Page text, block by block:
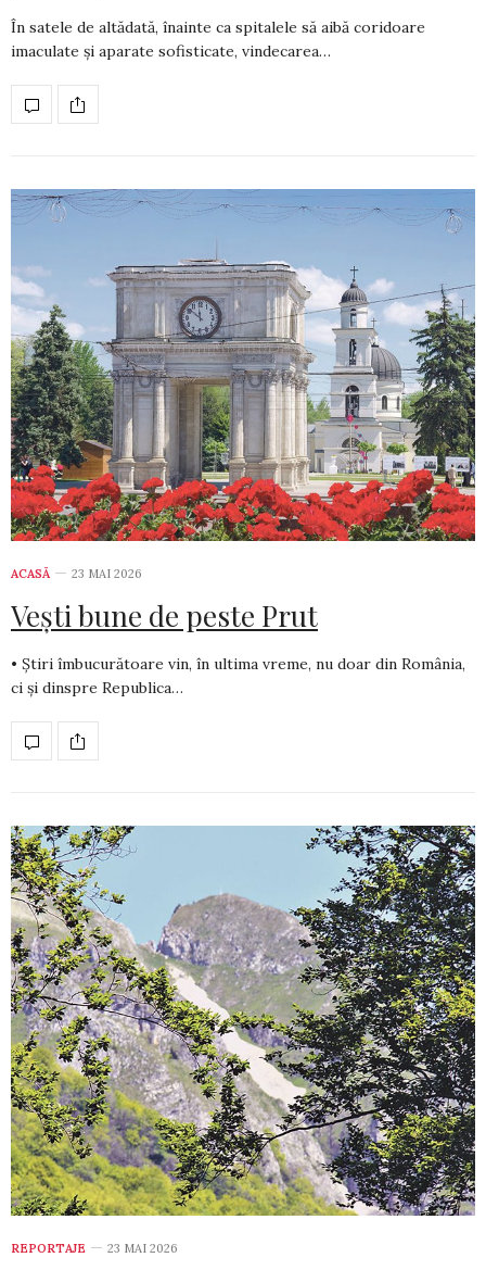
În satele de altădată, înainte ca spitalele să aibă coridoare
imaculate și aparate sofis­ti­cate, vindecarea…
ACASĂ 23 MAI 2026
Vești bune de peste Prut
• Știri îmbucurătoare vin, în ultima vreme, nu doar din România,
ci și dinspre Republica…
REPORTAJE 23 MAI 2026